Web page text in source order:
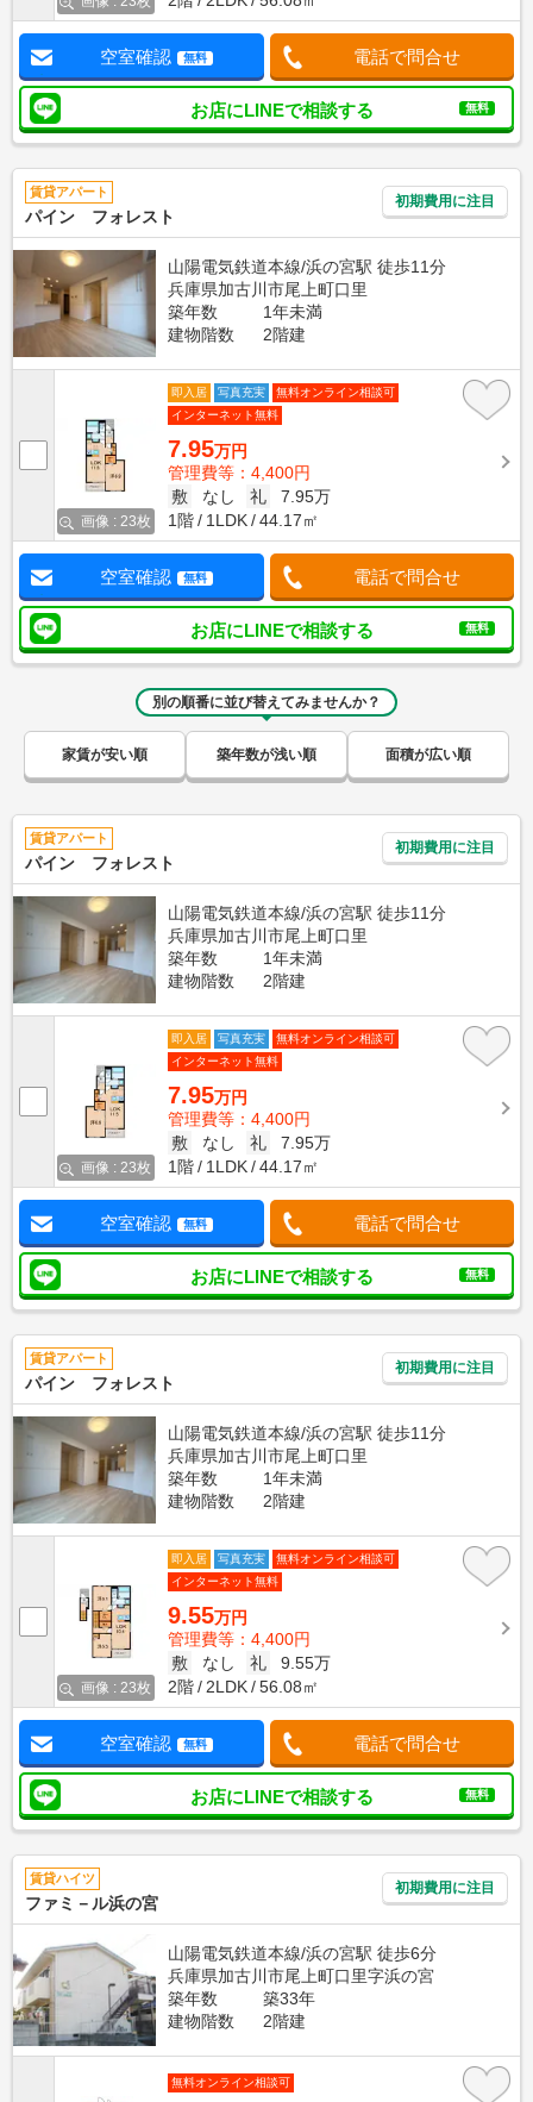
空室確認 無料 電話で問合せ
お店にLINEで相談する 無料
賃貸アパート
パイン フォレスト
初期費用に注目
山陽電気鉄道本線/浜の宮駅 徒歩11分
兵庫県加古川市尾上町口里
築年数
1年未満
建物階数
2階建
画像 : 23枚
即入居 写真充実
無料オンライン相談可
インターネット無料
7.95万円
管理費等：4,400円
敷
なし 礼
7.95万
1階
1LDK 44.17㎡
空室確認 無料 電話で問合せ
お店にLINEで相談する 無料
別の順番に並び替えてみませんか？
家賃が安い順 築年数が浅い順 面積が広い順
賃貸アパート
パイン フォレスト
初期費用に注目
山陽電気鉄道本線/浜の宮駅 徒歩11分
兵庫県加古川市尾上町口里
築年数
1年未満
建物階数
2階建
画像 : 23枚
即入居 写真充実
無料オンライン相談可
インターネット無料
7.95万円
管理費等：4,400円
敷
なし 礼
7.95万
1階
1LDK 44.17㎡
空室確認 無料 電話で問合せ
お店にLINEで相談する 無料
賃貸アパート
パイン フォレスト
初期費用に注目
山陽電気鉄道本線/浜の宮駅 徒歩11分
兵庫県加古川市尾上町口里
築年数
1年未満
建物階数
2階建
画像 : 23枚
即入居 写真充実
無料オンライン相談可
インターネット無料
9.55万円
管理費等：4,400円
敷
なし 礼
9.55万
2階
2LDK 56.08㎡
空室確認 無料 電話で問合せ
お店にLINEで相談する 無料
賃貸ハイツ
ファミ－ル浜の宮
初期費用に注目
山陽電気鉄道本線/浜の宮駅 徒歩6分
兵庫県加古川市尾上町口里字浜の宮
築年数
築33年
建物階数
2階建
無料オンライン相談可